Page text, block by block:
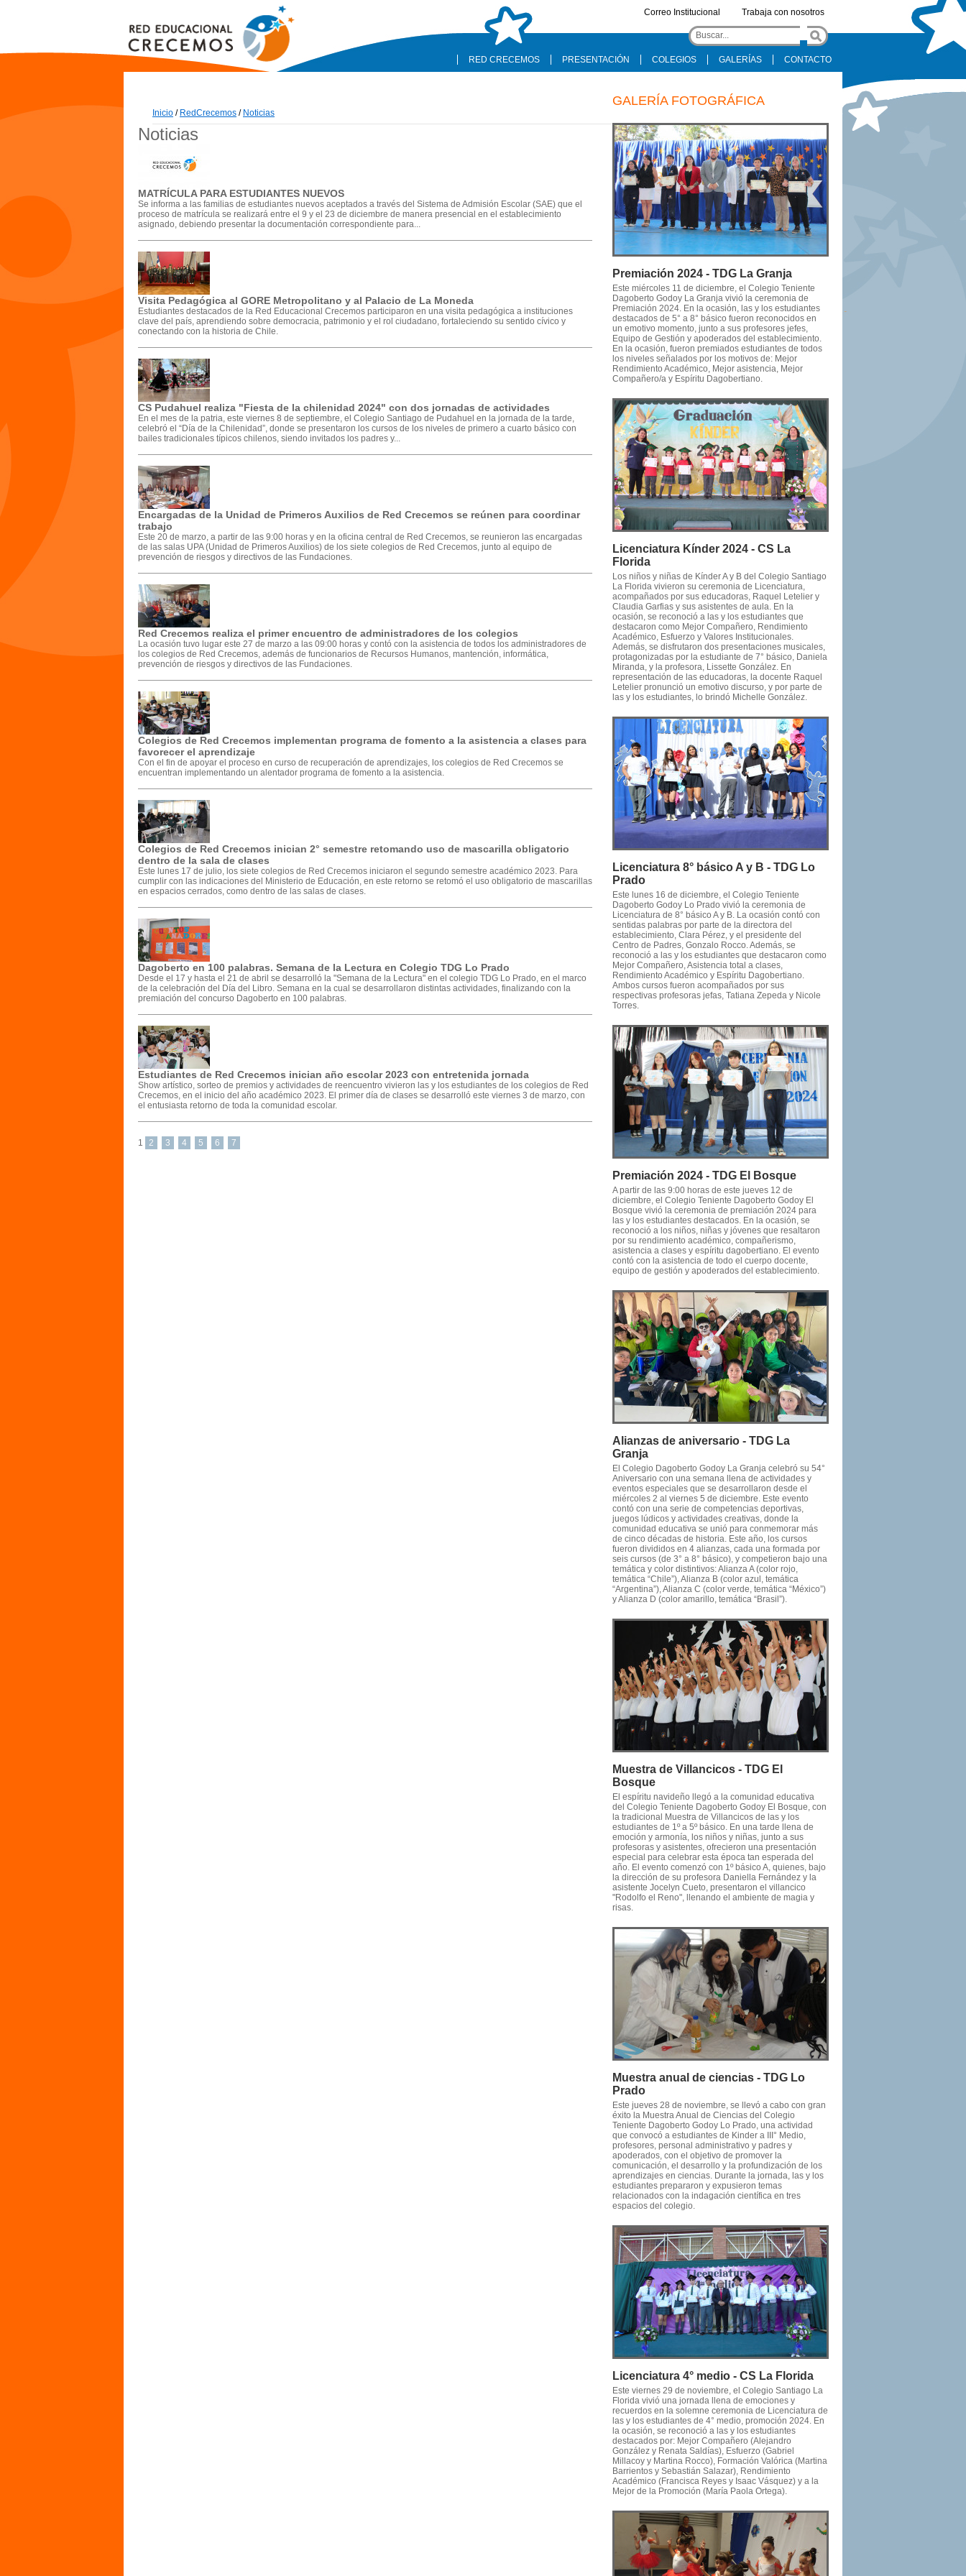
Correo Institucional Trabaja con nosotros
RED CRECEMOS PRESENTACIÓN COLEGIOS GALERÍAS CONTACTO
Inicio / RedCrecemos / Noticias
Noticias
MATRÍCULA PARA ESTUDIANTES NUEVOS
Se informa a las familias de estudiantes nuevos aceptados a través del Sistema de Admisión Escolar (SAE) que el
proceso de matrícula se realizará entre el 9 y el 23 de diciembre de manera presencial en el establecimiento
asignado, debiendo presentar la documentación correspondiente para...
Visita Pedagógica al GORE Metropolitano y al Palacio de La Moneda
Estudiantes destacados de la Red Educacional Crecemos participaron en una visita pedagógica a instituciones
clave del país, aprendiendo sobre democracia, patrimonio y el rol ciudadano, fortaleciendo su sentido cívico y
conectando con la historia de Chile.
CS Pudahuel realiza "Fiesta de la chilenidad 2024" con dos jornadas de actividades
En el mes de la patria, este viernes 8 de septiembre, el Colegio Santiago de Pudahuel en la jornada de la tarde,
celebró el “Día de la Chilenidad”, donde se presentaron los cursos de los niveles de primero a cuarto básico con
bailes tradicionales típicos chilenos, siendo invitados los padres y...
Encargadas de la Unidad de Primeros Auxilios de Red Crecemos se reúnen para coordinar
trabajo
Este 20 de marzo, a partir de las 9:00 horas y en la oficina central de Red Crecemos, se reunieron las encargadas
de las salas UPA (Unidad de Primeros Auxilios) de los siete colegios de Red Crecemos, junto al equipo de
prevención de riesgos y directivos de las Fundaciones.
Red Crecemos realiza el primer encuentro de administradores de los colegios
La ocasión tuvo lugar este 27 de marzo a las 09:00 horas y contó con la asistencia de todos los administradores de
los colegios de Red Crecemos, además de funcionarios de Recursos Humanos, mantención, informática,
prevención de riesgos y directivos de las Fundaciones.
Colegios de Red Crecemos implementan programa de fomento a la asistencia a clases para
favorecer el aprendizaje
Con el fin de apoyar el proceso en curso de recuperación de aprendizajes, los colegios de Red Crecemos se
encuentran implementando un alentador programa de fomento a la asistencia.
Colegios de Red Crecemos inician 2° semestre retomando uso de mascarilla obligatorio
dentro de la sala de clases
Este lunes 17 de julio, los siete colegios de Red Crecemos iniciaron el segundo semestre académico 2023. Para
cumplir con las indicaciones del Ministerio de Educación, en este retorno se retomó el uso obligatorio de mascarillas
en espacios cerrados, como dentro de las salas de clases.
Dagoberto en 100 palabras. Semana de la Lectura en Colegio TDG Lo Prado
Desde el 17 y hasta el 21 de abril se desarrolló la "Semana de la Lectura" en el colegio TDG Lo Prado, en el marco
de la celebración del Día del Libro. Semana en la cual se desarrollaron distintas actividades, finalizando con la
premiación del concurso Dagoberto en 100 palabras.
Estudiantes de Red Crecemos inician año escolar 2023 con entretenida jornada
Show artístico, sorteo de premios y actividades de reencuentro vivieron las y los estudiantes de los colegios de Red
Crecemos, en el inicio del año académico 2023. El primer día de clases se desarrolló este viernes 3 de marzo, con
el entusiasta retorno de toda la comunidad escolar.
1 2 3 4 5 6 7
GALERÍA FOTOGRÁFICA
Premiación 2024 - TDG La Granja
Este miércoles 11 de diciembre, el Colegio Teniente
Dagoberto Godoy La Granja vivió la ceremonia de
Premiación 2024. En la ocasión, las y los estudiantes
destacados de 5° a 8° básico fueron reconocidos en
un emotivo momento, junto a sus profesores jefes,
Equipo de Gestión y apoderados del establecimiento.
En la ocasión, fueron premiados estudiantes de todos
los niveles señalados por los motivos de: Mejor
Rendimiento Académico, Mejor asistencia, Mejor
Compañero/a y Espíritu Dagobertiano.
Licenciatura Kínder 2024 - CS La
Florida
Los niños y niñas de Kínder A y B del Colegio Santiago
La Florida vivieron su ceremonia de Licenciatura,
acompañados por sus educadoras, Raquel Letelier y
Claudia Garfias y sus asistentes de aula. En la
ocasión, se reconoció a las y los estudiantes que
destacaron como Mejor Compañero, Rendimiento
Académico, Esfuerzo y Valores Institucionales.
Además, se disfrutaron dos presentaciones musicales,
protagonizadas por la estudiante de 7° básico, Daniela
Miranda, y la profesora, Lissette González. En
representación de las educadoras, la docente Raquel
Letelier pronunció un emotivo discurso, y por parte de
las y los estudiantes, lo brindó Michelle González.
Licenciatura 8° básico A y B - TDG Lo
Prado
Este lunes 16 de diciembre, el Colegio Teniente
Dagoberto Godoy Lo Prado vivió la ceremonia de
Licenciatura de 8° básico A y B. La ocasión contó con
sentidas palabras por parte de la directora del
establecimiento, Clara Pérez, y el presidente del
Centro de Padres, Gonzalo Rocco. Además, se
reconoció a las y los estudiantes que destacaron como
Mejor Compañero, Asistencia total a clases,
Rendimiento Académico y Espíritu Dagobertiano.
Ambos cursos fueron acompañados por sus
respectivas profesoras jefas, Tatiana Zepeda y Nicole
Torres.
Premiación 2024 - TDG El Bosque
A partir de las 9:00 horas de este jueves 12 de
diciembre, el Colegio Teniente Dagoberto Godoy El
Bosque vivió la ceremonia de premiación 2024 para
las y los estudiantes destacados. En la ocasión, se
reconoció a los niños, niñas y jóvenes que resaltaron
por su rendimiento académico, compañerismo,
asistencia a clases y espíritu dagobertiano. El evento
contó con la asistencia de todo el cuerpo docente,
equipo de gestión y apoderados del establecimiento.
Alianzas de aniversario - TDG La
Granja
El Colegio Dagoberto Godoy La Granja celebró su 54°
Aniversario con una semana llena de actividades y
eventos especiales que se desarrollaron desde el
miércoles 2 al viernes 5 de diciembre. Este evento
contó con una serie de competencias deportivas,
juegos lúdicos y actividades creativas, donde la
comunidad educativa se unió para conmemorar más
de cinco décadas de historia. Este año, los cursos
fueron divididos en 4 alianzas, cada una formada por
seis cursos (de 3° a 8° básico), y competieron bajo una
temática y color distintivos: Alianza A (color rojo,
temática “Chile”), Alianza B (color azul, temática
“Argentina”), Alianza C (color verde, temática “México”)
y Alianza D (color amarillo, temática “Brasil”).
Muestra de Villancicos - TDG El
Bosque
El espíritu navideño llegó a la comunidad educativa
del Colegio Teniente Dagoberto Godoy El Bosque, con
la tradicional Muestra de Villancicos de las y los
estudiantes de 1º a 5º básico. En una tarde llena de
emoción y armonía, los niños y niñas, junto a sus
profesoras y asistentes, ofrecieron una presentación
especial para celebrar esta época tan esperada del
año. El evento comenzó con 1º básico A, quienes, bajo
la dirección de su profesora Daniella Fernández y la
asistente Jocelyn Cueto, presentaron el villancico
"Rodolfo el Reno", llenando el ambiente de magia y
risas.
Muestra anual de ciencias - TDG Lo
Prado
Este jueves 28 de noviembre, se llevó a cabo con gran
éxito la Muestra Anual de Ciencias del Colegio
Teniente Dagoberto Godoy Lo Prado, una actividad
que convocó a estudiantes de Kinder a III° Medio,
profesores, personal administrativo y padres y
apoderados, con el objetivo de promover la
comunicación, el desarrollo y la profundización de los
aprendizajes en ciencias. Durante la jornada, las y los
estudiantes prepararon y expusieron temas
relacionados con la indagación científica en tres
espacios del colegio.
Licenciatura 4° medio - CS La Florida
Este viernes 29 de noviembre, el Colegio Santiago La
Florida vivió una jornada llena de emociones y
recuerdos en la solemne ceremonia de Licenciatura de
las y los estudiantes de 4° medio, promoción 2024. En
la ocasión, se reconoció a las y los estudiantes
destacados por: Mejor Compañero (Alejandro
González y Renata Saldías), Esfuerzo (Gabriel
Millacoy y Martina Rocco), Formación Valórica (Martina
Barrientos y Sebastián Salazar), Rendimiento
Académico (Francisca Reyes y Isaac Vásquez) y a la
Mejor de la Promoción (María Paola Ortega).